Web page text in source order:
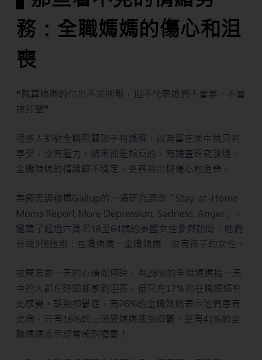
務：全職媽媽的傷心和沮
喪
❝就算媽媽的付出不求回報，但不代表她們不會累、不會
被打擊❞
很多人都對全職照顧孩子有誤解，以為留在家中就只有
享受，沒有壓力。結果卻是相反的，有調查研究發現，
全職媽媽的情緒較不穩定，更容易出現傷心和沮喪。
美國民調機構Gallup的一項研究調查「Stay-at-Home
Moms Report More Depression, Sadness, Anger」，
邀請了超過六萬名18至64歲的美國女性參與訪問，她們
分成3個組別：在職媽媽、全職媽媽、沒有孩子的女性。
被問及前一天的心情如何時，有28％的全職媽媽指一天
中的大部份時間都感到沮喪，但只有17％的在職媽媽有
此感覺。談到抑鬱症，有26%的全職媽媽表示他們患有
此病，只有16%的上班族媽媽感到抑鬱，更有41%的全
職媽媽表示經常感到擔憂！